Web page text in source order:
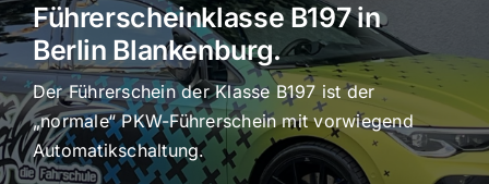
Führerscheinklasse B197 in
Berlin Blankenburg.
Der Führerschein der Klasse B197 ist der
„normale“ PKW-Führerschein mit vorwiegend
Automatikschaltung.